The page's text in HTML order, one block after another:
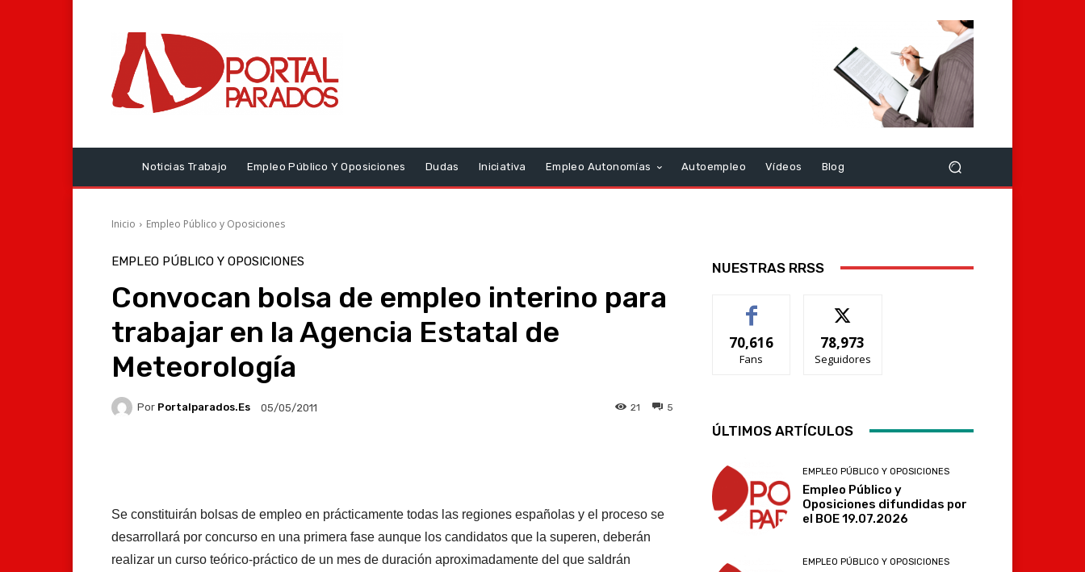
Noticias Trabajo Empleo Público Y Oposiciones Dudas Iniciativa Empleo Autonomías Autoempleo Vídeos Blog
Inicio Empleo Público y Oposiciones
EMPLEO PÚBLICO Y OPOSICIONES
Convocan bolsa de empleo interino para
trabajar en la Agencia Estatal de
Meteorología
Por Portalparados.es 05/05/2011 5
21
Se constituirán bolsas de empleo en prácticamente todas las regiones españolas y el proceso se
desarrollará por concurso en una primera fase aunque los candidatos que la superen, deberán
realizar un curso teórico-práctico de un mes de duración aproximadamente del que saldrán
NUESTRAS RRSS
70,616
Fans
78,973
Seguidores
ÚLTIMOS ARTÍCULOS
EMPLEO PÚBLICO Y OPOSICIONES
Empleo Público y
Oposiciones difundidas por
el BOE 19.07.2026
EMPLEO PÚBLICO Y OPOSICIONES